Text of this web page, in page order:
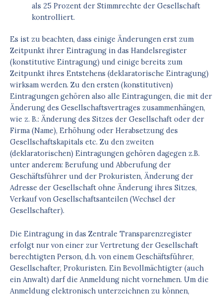
als 25 Prozent der Stimmrechte der Gesellschaft
kontrolliert.
Es ist zu beachten, dass einige Änderungen erst zum
Zeitpunkt ihrer Eintragung in das Handelsregister
(konstitutive Eintragung) und einige bereits zum
Zeitpunkt ihres Entstehens (deklaratorische Eintragung)
wirksam werden. Zu den ersten (konstitutiven)
Eintragungen gehören also alle Eintragungen, die mit der
Änderung des Gesellschaftsvertrages zusammenhängen,
wie z. B.: Änderung des Sitzes der Gesellschaft oder der
Firma (Name), Erhöhung oder Herabsetzung des
Gesellschaftskapitals etc. Zu den zweiten
(deklaratorischen) Eintragungen gehören dagegen z.B.
unter anderem: Berufung und Abberufung der
Geschäftsführer und der Prokuristen, Änderung der
Adresse der Gesellschaft ohne Änderung ihres Sitzes,
Verkauf von Gesellschaftsanteilen (Wechsel der
Gesellschafter).
Die Eintragung in das Zentrale Transparenzregister
erfolgt nur von einer zur Vertretung der Gesellschaft
berechtigten Person, d.h. von einem Geschäftsführer,
Gesellschafter, Prokuristen. Ein Bevollmächtigter (auch
ein Anwalt) darf die Anmeldung nicht vornehmen. Um die
Anmeldung elektronisch unterzeichnen zu können,